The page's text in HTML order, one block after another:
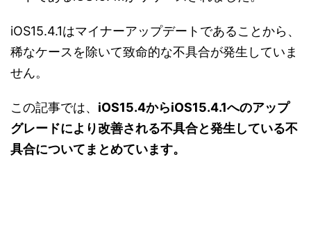
iOS15.4.1はマイナーアップデートであることから、
稀なケースを除いて致命的な不具合が発生していま
せん。
この記事では、 iOS15.4からiOS15.4.1へのアップ
グレードにより改善される不具合と発生している不
具合についてまとめています。